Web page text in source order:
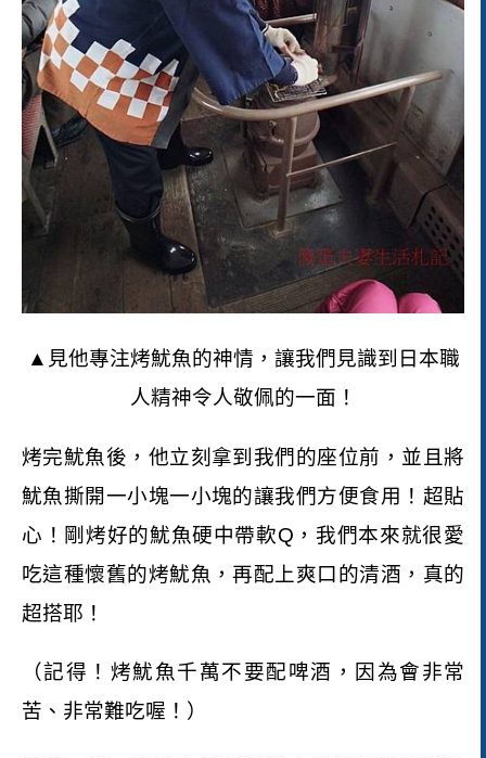
▲見他專注烤魷魚的神情，讓我們見識到日本職
人精神令人敬佩的一面！
烤完魷魚後，他立刻拿到我們的座位前，並且將
魷魚撕開一小塊一小塊的讓我們方便食用！超貼
心！剛烤好的魷魚硬中帶軟Q ，我們本來就很愛
吃這種懷舊的烤魷魚，再配上爽口的清酒，真的
超搭耶！
（記得！烤魷魚千萬不要配啤酒，因為會非常
苦、非常難吃喔！）